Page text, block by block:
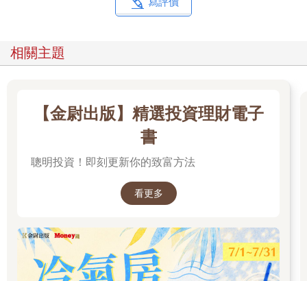
相關主題
【金尉出版】精選投資理財電子
書
聰明投資！即刻更新你的致富方法
看更多